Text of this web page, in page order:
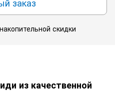
скидки
из качественной